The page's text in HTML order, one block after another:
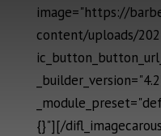
image="https://
content/uploads/
{}"][/